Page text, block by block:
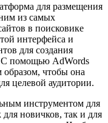
для размещения
из самых
в поисковике
интерфейса и
для создания
помощью AdWords
образом, чтобы она
целевой аудитории.
инструментом для
новичков, так и для